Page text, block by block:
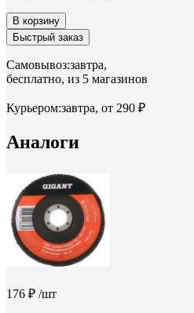
В корзину
Быстрый заказ
Самовывоз:завтра,
бесплатно, из 5 магазинов
Курьером:завтра, от 290 ₽
Аналоги
176 ₽ /шт